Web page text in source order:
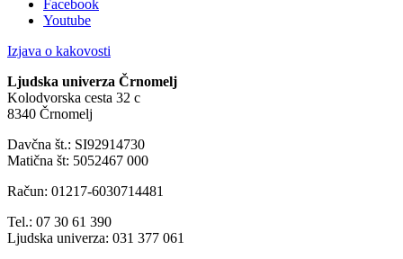
Facebook
Youtube
Izjava o kakovosti
Ljudska univerza Črnomelj
Kolodvorska cesta 32 c
8340 Črnomelj
Davčna št.: SI92914730
Matična št: 5052467 000
Račun: 01217-6030714481
Tel.: 07 30 61 390
Ljudska univerza: 031 377 061